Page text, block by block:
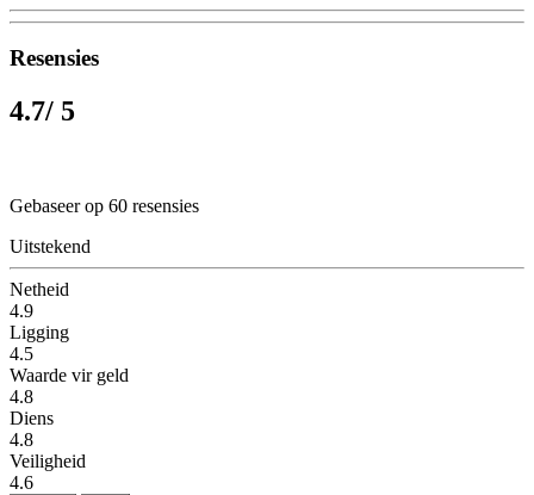
Resensies
4.7/ 5
Gebaseer op 60 resensies
Uitstekend
Netheid
4.9
Ligging
4.5
Waarde vir geld
4.8
Diens
4.8
Veiligheid
4.6